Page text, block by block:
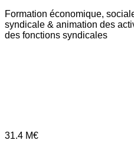
Formation économique,
syndicale & animation des
des fonctions syndicales
31.4 M€